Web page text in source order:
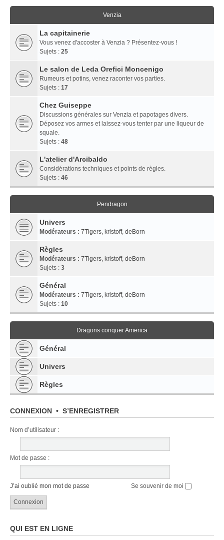
Venzia
La capitainerie
Vous venez d'accoster à Venzia ? Présentez-vous !
Sujets : 25
Le salon de Leda Orefici Moncenigo
Rumeurs et potins, venez raconter vos parties.
Sujets : 17
Chez Guiseppe
Discussions générales sur Venzia et papotages divers.
Déposez vos armes et laissez-vous tenter par une liqueur de
squale.
Sujets : 48
L'atelier d'Arcibaldo
Considérations techniques et points de règles.
Sujets : 46
Pendragon
Univers
Modérateurs : 7Tigers, kristoff, deBorn
Règles
Modérateurs : 7Tigers, kristoff, deBorn
Sujets : 3
Général
Modérateurs : 7Tigers, kristoff, deBorn
Sujets : 10
Dragons conquer America
Général
Univers
Règles
CONNEXION • S’ENREGISTRER
Nom d’utilisateur :
Mot de passe :
J’ai oublié mon mot de passe Se souvenir de moi
QUI EST EN LIGNE